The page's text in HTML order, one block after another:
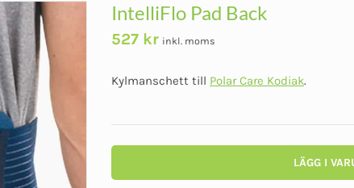
IntelliFlo Pad Back
527 kr inkl. moms
Kylmanschett till Polar Care Kodiak.
LÄGG I